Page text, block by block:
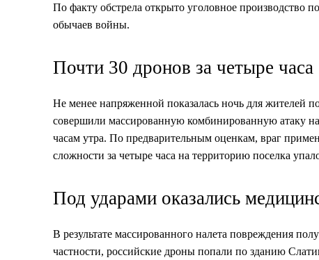
По факту обстрела открыто уголовное производство
обычаев войны.
Почти 30 дронов за четыре часа
Не менее напряженной показалась ночь для жителей
совершили массированную комбинированную атаку
часам утра. По предварительным оценкам, враг
сложности за четыре часа на территорию поселка
Под ударами оказались
В результате массированного налета повреждения
частности, российские дроны попали по зданию